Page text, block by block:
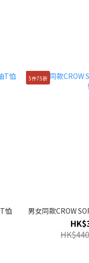
恤
5件75折
男女同款CROW